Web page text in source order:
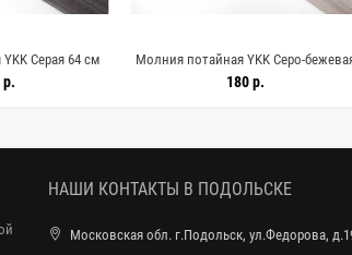
Серая 64 см
р.
Молния потайная YKK Серо-
59 см G01 15022638
180 р.
НАШИ КОНТАКТЫ В ПОДОЛЬСКЕ
Московская обл. г.Подольск, ул.Федорова,